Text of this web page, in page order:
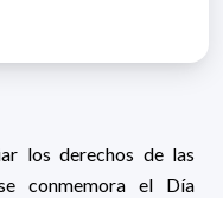
los derechos de las
conmemora el Día